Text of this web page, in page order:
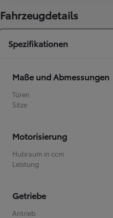
Fahrzeugdetails
Spezifikationen
Maße und Abmessungen
Türen
Sitze
Motorisierung
Hubraum in ccm
Leistung
Getriebe
Antrieb